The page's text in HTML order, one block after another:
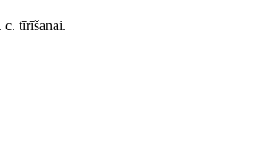
c. tīrīšanai.